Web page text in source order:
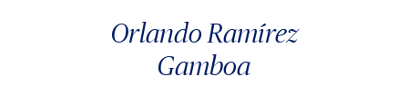
Orlando Ramírez
Gamboa